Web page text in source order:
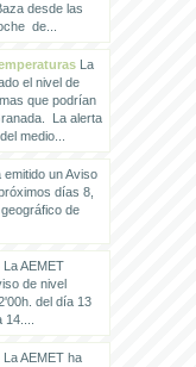
desde las
de...
La
el nivel de
que podrían
La alerta
medio...
un Aviso
días 8,
de
La AEMET
de nivel
del día 13
La AEMET ha